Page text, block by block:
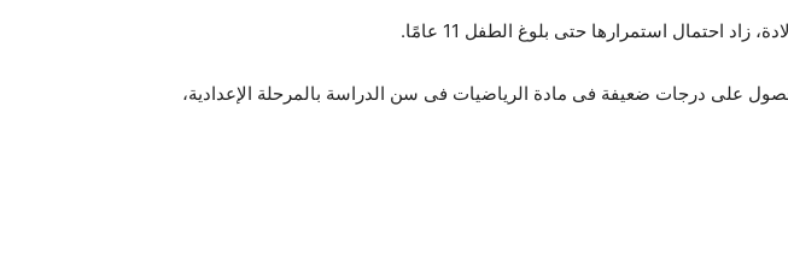
احتمال استمرارها حتى بلوغ الطفل 11 عامًا.
على درجات ضعيفة فى مادة الرياضيات فى سن الدراسة بالمرحلة الإعدادية،